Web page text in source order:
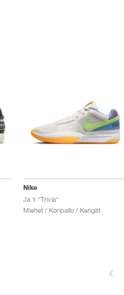
Nike
Ja 1 "Trivia"
Miehet / Koripallo / Kengät